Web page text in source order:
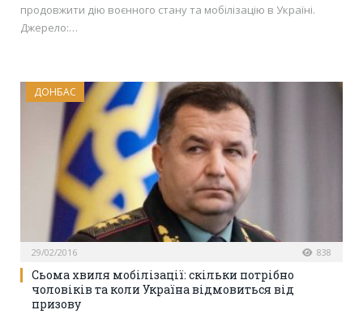
продовжити дію воєнного стану та мобілізацію в Україні.
Джерело:…
ДОНБАС
29/02/2016 838
Сьома хвиля мобілізації: скільки потрібно
чоловіків та коли Україна відмовиться від
призову